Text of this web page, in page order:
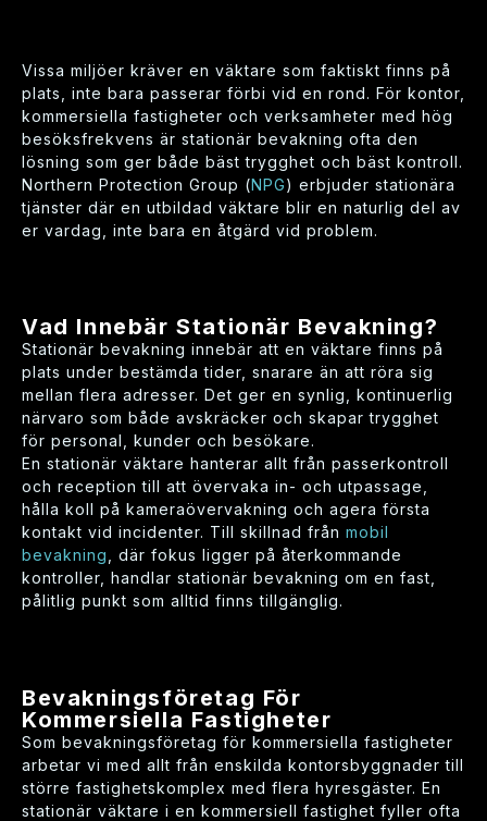
Vissa miljöer kräver en väktare som faktiskt finns på
plats, inte bara passerar förbi vid en rond. För kontor,
kommersiella fastigheter och verksamheter med hög
besöksfrekvens är stationär bevakning ofta den
lösning som ger både bäst trygghet och bäst kontroll.
Northern Protection Group (NPG) erbjuder stationära
tjänster där en utbildad väktare blir en naturlig del av
er vardag, inte bara en åtgärd vid problem.
Vad Innebär Stationär Bevakning?
Stationär bevakning innebär att en väktare finns på
plats under bestämda tider, snarare än att röra sig
mellan flera adresser. Det ger en synlig, kontinuerlig
närvaro som både avskräcker och skapar trygghet
för personal, kunder och besökare.
En stationär väktare hanterar allt från passerkontroll
och reception till att övervaka in- och utpassage,
hålla koll på kameraövervakning och agera första
kontakt vid incidenter. Till skillnad från mobil
bevakning
, där fokus ligger på återkommande
kontroller, handlar stationär bevakning om en fast,
pålitlig punkt som alltid finns tillgänglig.
Bevakningsföretag För
Kommersiella Fastigheter
Som bevakningsföretag för kommersiella fastigheter
arbetar vi med allt från enskilda kontorsbyggnader till
större fastighetskomplex med flera hyresgäster. En
stationär väktare i en kommersiell fastighet fyller ofta